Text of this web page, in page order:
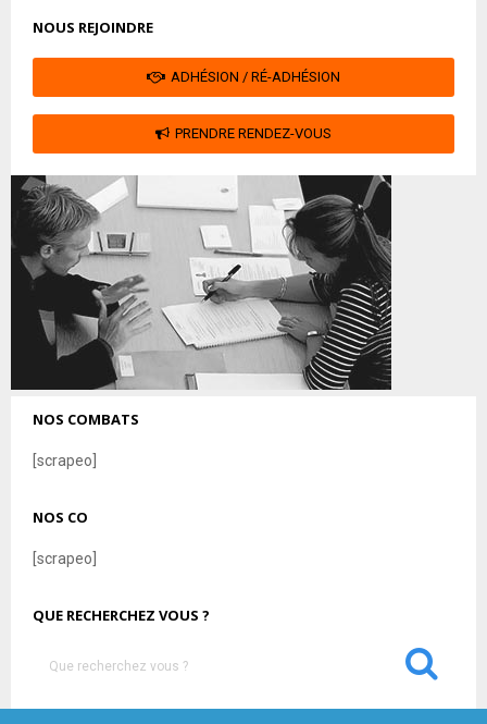
NOUS REJOINDRE
ADHÉSION / RÉ-ADHÉSION
PRENDRE RENDEZ-VOUS
NOS COMBATS
[scrapeo]
NOS CO
[scrapeo]
QUE RECHERCHEZ VOUS ?
S